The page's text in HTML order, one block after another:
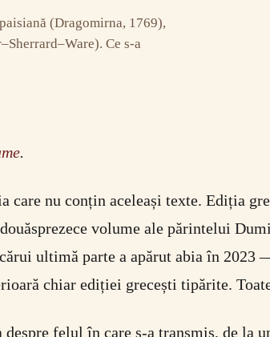
(Dragomirna, 1769),
Ce s-a
.
nu conțin aceleași texte. Ediția
volume ale părintelui
ultimă parte a apărut abia în
chiar ediției grecești tipărite.
felul în care s-a transmis, de